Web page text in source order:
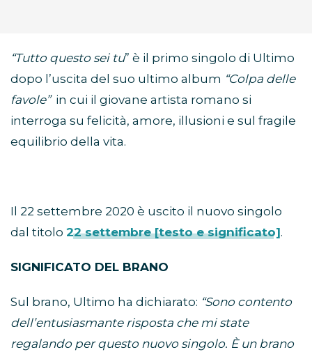
“Tutto questo sei tu” è il primo singolo di Ultimo
dopo l’uscita del suo ultimo album “Colpa delle
favole”in cui il giovane artista romano si
interroga su felicità, amore, illusioni e sul fragile
equilibrio della vita.
Il 22 settembre 2020 è uscito il nuovo singolo
dal titolo 22 settembre [testo e significato].
SIGNIFICATO DEL BRANO
Sul brano, Ultimo ha dichiarato: “Sono contento
dell’entusiasmante risposta che mi state
regalando per questo nuovo singolo. È un brano